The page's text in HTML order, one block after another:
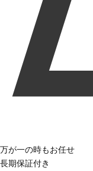
万が一の時もお任せ
長期保証付き